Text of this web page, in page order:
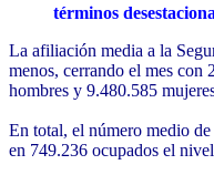
términos
La afiliación media a la
menos, cerrando el mes
hombres y 9.480.585
En total, el número medio
en 749.236 ocupados el